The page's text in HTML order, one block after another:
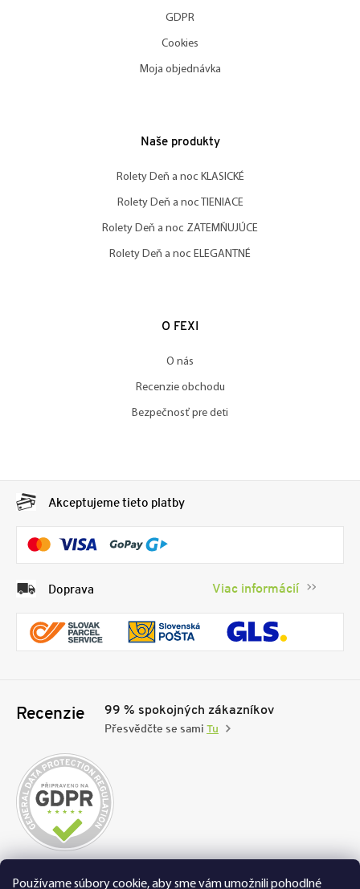
Používame súbory cookie, aby sme vám umožnili pohodlné
GDPR
Cookies
Moja objednávka
Naše produkty
Rolety Deň a noc KLASICKÉ
Rolety Deň a noc TIENIACE
Rolety Deň a noc ZATEMŇUJÚCE
Rolety Deň a noc ELEGANTNÉ
O FEXI
O nás
Recenzie obchodu
Bezpečnosť pre deti
Akceptujeme tieto platby
Doprava Viac informácií
Recenzie 99 % spokojných zákazníkov
Přesvědčte se sami Tu
Nakupujte na FEXI bezpečne a bez obáv. Vďaka